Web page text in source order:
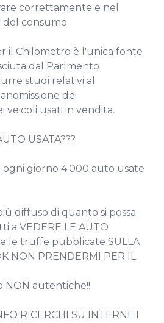
correttamente e nel
del consumo
il Chilometro è l'unica fonte
dal Parlmento
studi relativi al
dei
veicoli usati in vendita.
USATA???
ogni giorno 4.000 auto usate
diffuso di quanto si possa
a VEDERE LE AUTO
e le truffe pubblicate SULLA
NON PRENDERMI PER IL
NON autentiche!!
RICERCHI SU INTERNET